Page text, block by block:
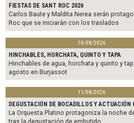
FIESTAS DE SANT ROC 2026
Carlos Baute y Maldita Nerea serán
Roc que se iniciarán con los traslados
10/08/2026
HINCHABLES, HORCHATA, QUINTO Y TAPA
Hinchables de agua, horchata y quinto y
agosto en Burjassot
11/08/2026
DEGUSTACIÓN DE BOCADILLOS Y ACTUACIÓN
La Orquesta Platino protagoniza la noche
tras la degustación de embutido